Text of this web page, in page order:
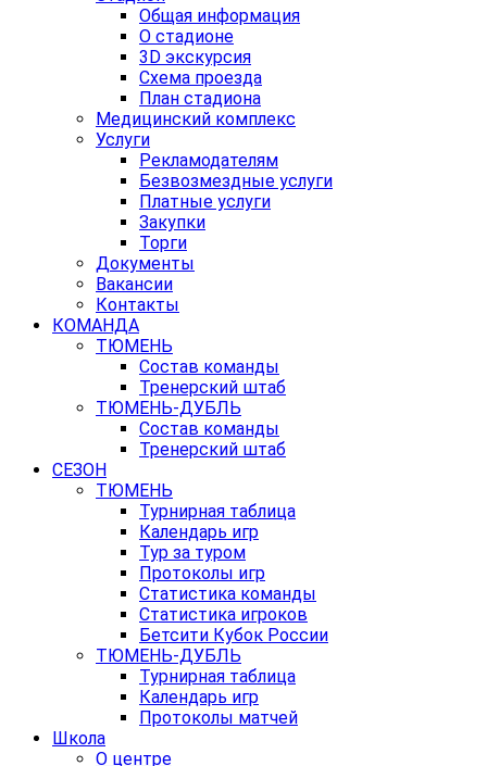
Общая информация
О стадионе
3D экскурсия
Схема проезда
План стадиона
Медицинский комплекс
Услуги
Рекламодателям
Безвозмездные услуги
Платные услуги
Закупки
Торги
Документы
Вакансии
Контакты
КОМАНДА
ТЮМЕНЬ
Состав команды
Тренерский штаб
ТЮМЕНЬ-ДУБЛЬ
Состав команды
Тренерский штаб
СЕЗОН
ТЮМЕНЬ
Турнирная таблица
Календарь игр
Тур за туром
Протоколы игр
Статистика команды
Статистика игроков
Бетсити Кубок России
ТЮМЕНЬ-ДУБЛЬ
Турнирная таблица
Календарь игр
Протоколы матчей
Школа
О центре